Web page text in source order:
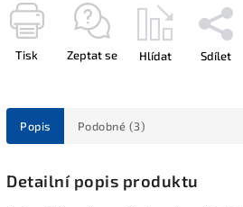
Tisk Zeptat se Hlídat Sdílet
Popis Podobné (3)
Detailní popis produktu